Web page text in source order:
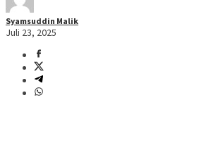
Syamsuddin Malik
Juli 23, 2025